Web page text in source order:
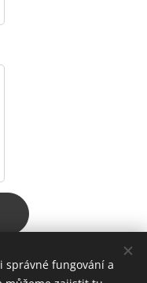
správné fungování a